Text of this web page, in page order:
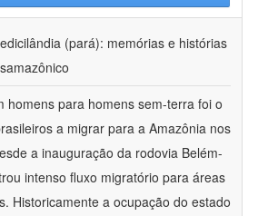
(pará): memórias e histórias
homens para homens sem-terra foi o
a migrar para a Amazônia nos
a inauguração da rodovia Belém-
intenso fluxo migratório para áreas
Historicamente a ocupação do estado